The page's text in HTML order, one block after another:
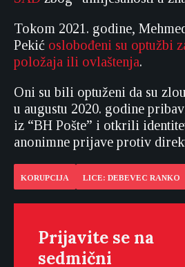
Tokom 2021. godine,
Pekić oslobođeni su optužbi
položaja ili ovlaštenja.
Oni su bili optuženi da su
u augustu 2020. godine
iz “BH Pošte” i otkrili
anonimne prijave protiv
KORUPCIJA LICE: DEBEVEC RANKO
Prijavite se na
sedmični